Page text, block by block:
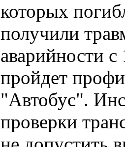
которых
получили
аварийности
пройдет
"Автобус".
проверки